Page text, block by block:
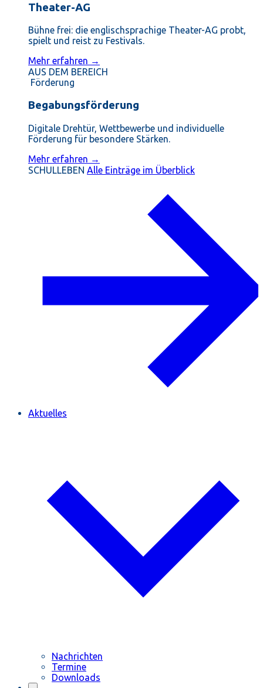
Theater-AG
Bühne frei: die englischsprachige Theater-AG probt,
spielt und reist zu Festivals.
Mehr erfahren →
AUS DEM BEREICH
Förderung
Begabungsförderung
Digitale Drehtür, Wettbewerbe und individuelle
Förderung für besondere Stärken.
Mehr erfahren →
SCHULLEBEN Alle Einträge im Überblick
Aktuelles
Nachrichten
Termine
Downloads